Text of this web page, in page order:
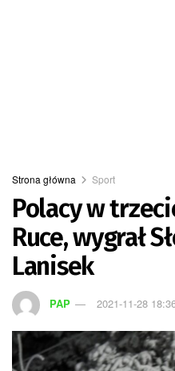
Strona główna Sport
Polacy w
Ruce, wygrał
Lanisek
PAP 2021-11-28